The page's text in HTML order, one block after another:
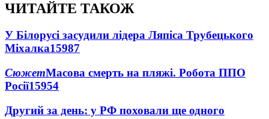
ЧИТАЙТЕ ТАКОЖ
У Білорусі засудили лідера Ляпіса Трубецького
Міхалка15987
СюжетМасова смерть на пляжі. Робота ППО
Росії15954
Другий за день: у РФ поховали ще одного